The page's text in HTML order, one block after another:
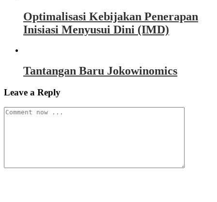
Optimalisasi Kebijakan Penerapan
Inisiasi Menyusui Dini (IMD)
Tantangan Baru Jokowinomics
Leave a Reply